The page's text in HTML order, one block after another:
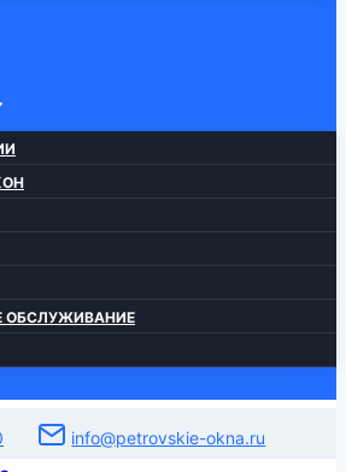
ОБСЛУЖИВАНИЕ
info@petrovskie-okna.ru